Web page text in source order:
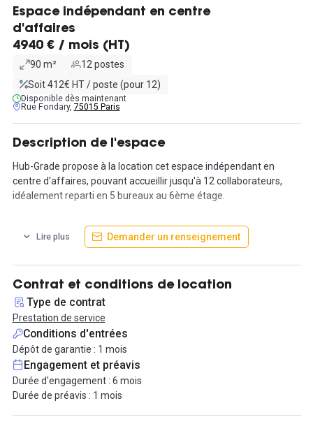
Espace indépendant en centre
d'affaires
4940 € / mois (HT)
90 m²
12 postes
Soit 412€ HT / poste (pour 12)
Disponible dès maintenant
Rue Fondary, 75015 Paris
Description de l'espace
Hub-Grade propose à la location cet espace indépendant en
centre d'affaires, pouvant accueillir jusqu'à 12 collaborateurs,
idéalement reparti en 5 bureaux au 6ème étage.
Localisé au cœur du 15ᵉ arrondissement de Paris, de nombreux
commerces sont à proximité (supermarchés, boulangeries, la
espace lumineux est idéal pour une entreprise souhaitant
s'installer de façon privative, tout en gardant les services d'un
centre d'affaires.
Dans un espace totalement indépendant, outre les espaces de
travail, un espace kitchenette et sanitaire sont à disposition
unique du locataire. Entièrement équipés avec du mobilier de
bureau, l'espace est disponible clés en main, il n'y a plus qu'à venir
s'installer pour se placer dans une ambiance professionnelle.
Avec une offre en prestation de services, toutes les taxes,
Lire plus Demander un renseignement
Contrat et conditions de location
Type de contrat
Prestation de service
Conditions d'entrées
Dépôt de garantie : 1 mois
Engagement et préavis
Durée d'engagement : 6 mois
Durée de préavis : 1 mois